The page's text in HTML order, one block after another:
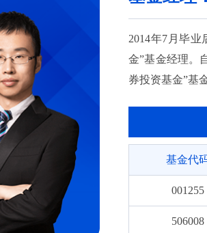
2014年7月毕
金”基金经理。
券投资基金”基
基金代
001255
506008